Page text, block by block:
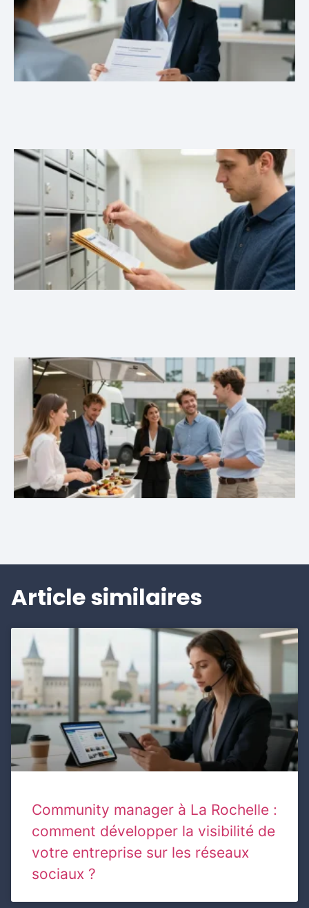
Article similaires
Community manager à La Rochelle :
comment développer la visibilité de
votre entreprise sur les réseaux
sociaux ?